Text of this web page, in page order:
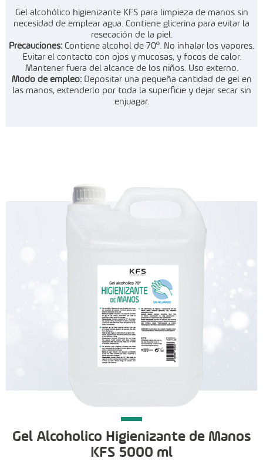
Gel alcohólico higienizante KFS para limpieza de manos sin
necesidad de emplear agua. Contiene glicerina para evitar la
resecación de la piel.
Precauciones: Contiene alcohol de 70º. No inhalar los vapores.
Evitar el contacto con ojos y mucosas, y focos de calor.
Mantener fuera del alcance de los niños. Uso externo.
Modo de empleo:Depositar una pequeña cantidad de gel en
las manos, extenderlo por toda la superficie y dejar secar sin
enjuagar.
Gel Alcoholico Higienizante de Manos
KFS 5000 ml